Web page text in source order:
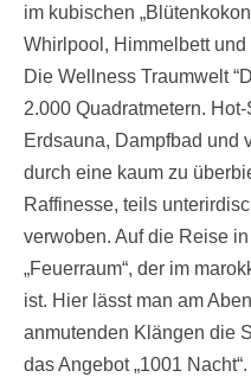
im kubischen
Whirlpool, Himmelbett
Die Wellness Traumwelt
2.000 Quadratmetern.
Erdsauna, Dampfbad und
durch eine kaum zu
Raffinesse, teils
verwoben. Auf die Reise
„Feuerraum“, der im
ist. Hier lässt man am
anmutenden Klängen die
das Angebot „1001